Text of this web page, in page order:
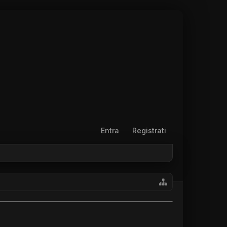
Entra Registrati